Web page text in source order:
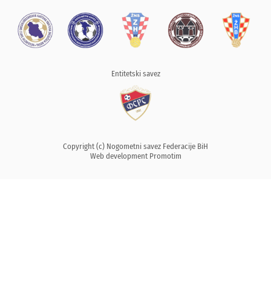
Entitetski savez
Copyright (c) Nogometni savez Federacije BiH
Web development Promotim